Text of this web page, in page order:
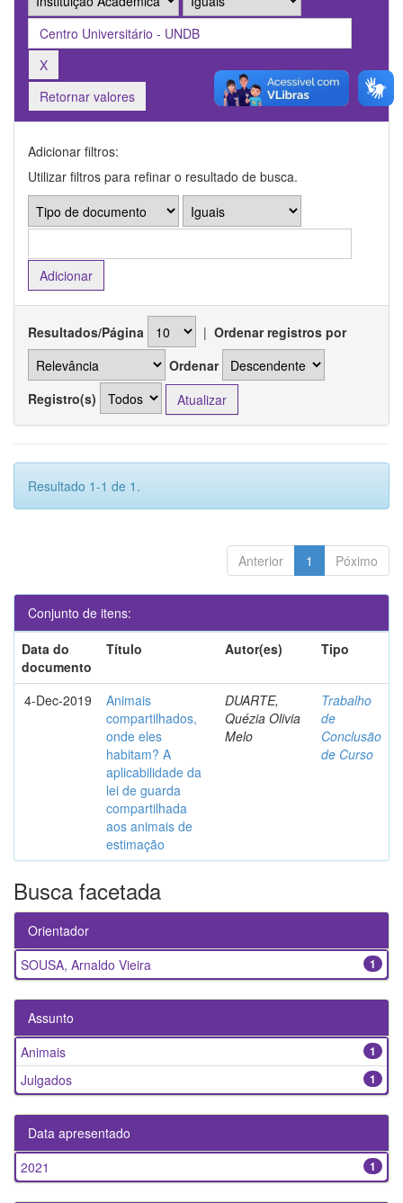
Retornar valores
Adicionar filtros:
Utilizar filtros para refinar o resultado de busca.
Resultados/Página | Ordenar registros por
Ordenar
Registro(s)
Resultado 1-1 de 1.
Anterior 1 Póximo
Conjunto de itens:
Data do
documento
Título Autor(es) Tipo
4-Dec-2019
Animais
compartilhados,
onde eles
habitam? A
aplicabilidade da
lei de guarda
compartilhada
aos animais de
estimação
DUARTE,
Quézia Olivia
Melo
Trabalho
de
Conclusão
de Curso
Busca facetada
Orientador
1
SOUSA, Arnaldo Vieira
Assunto
1
Animais
1
Julgados
Data apresentado
1
2021